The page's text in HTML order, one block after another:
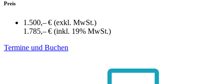
Preis
1.500,– € (exkl. MwSt.)
1.785,– € (inkl. 19% MwSt.)
Termine und Buchen